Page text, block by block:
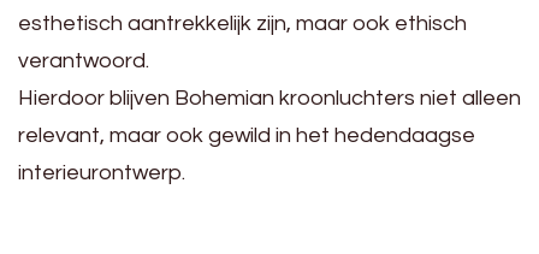
esthetisch aantrekkelijk zijn, maar ook ethisch
verantwoord.
Hierdoor blijven Bohemian kroonluchters niet alleen
relevant, maar ook gewild in het hedendaagse
interieurontwerp.